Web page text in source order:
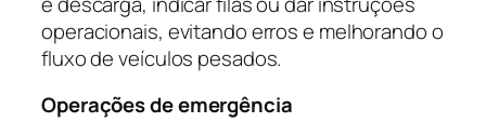
operacionais, evitando erros e melhorando o
fluxo de veículos pesados.
Operações de emergência